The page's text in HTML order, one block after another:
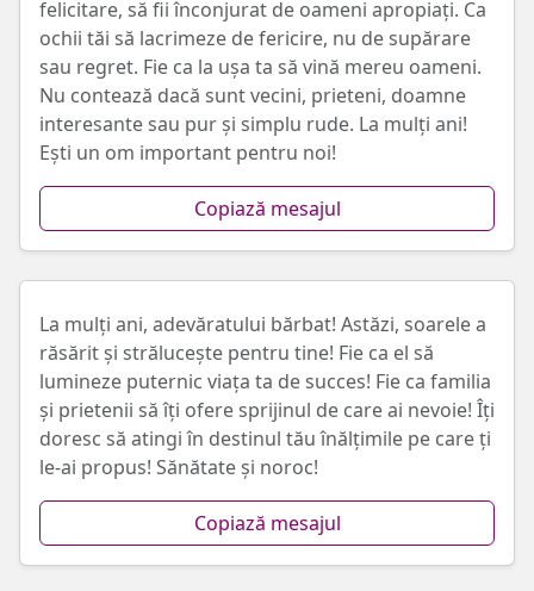
felicitare, să fii înconjurat de oameni apropiați. Ca
ochii tăi să lacrimeze de fericire, nu de supărare
sau regret. Fie ca la ușa ta să vină mereu oameni.
Nu contează dacă sunt vecini, prieteni, doamne
interesante sau pur și simplu rude. La mulți ani!
Ești un om important pentru noi!
Copiază mesajul
La mulți ani, adevăratului bărbat! Astăzi, soarele a
răsărit și strălucește pentru tine! Fie ca el să
lumineze puternic viața ta de succes! Fie ca familia
și prietenii să îți ofere sprijinul de care ai nevoie! Îți
doresc să atingi în destinul tău înălțimile pe care ți
le-ai propus! Sănătate și noroc!
Copiază mesajul